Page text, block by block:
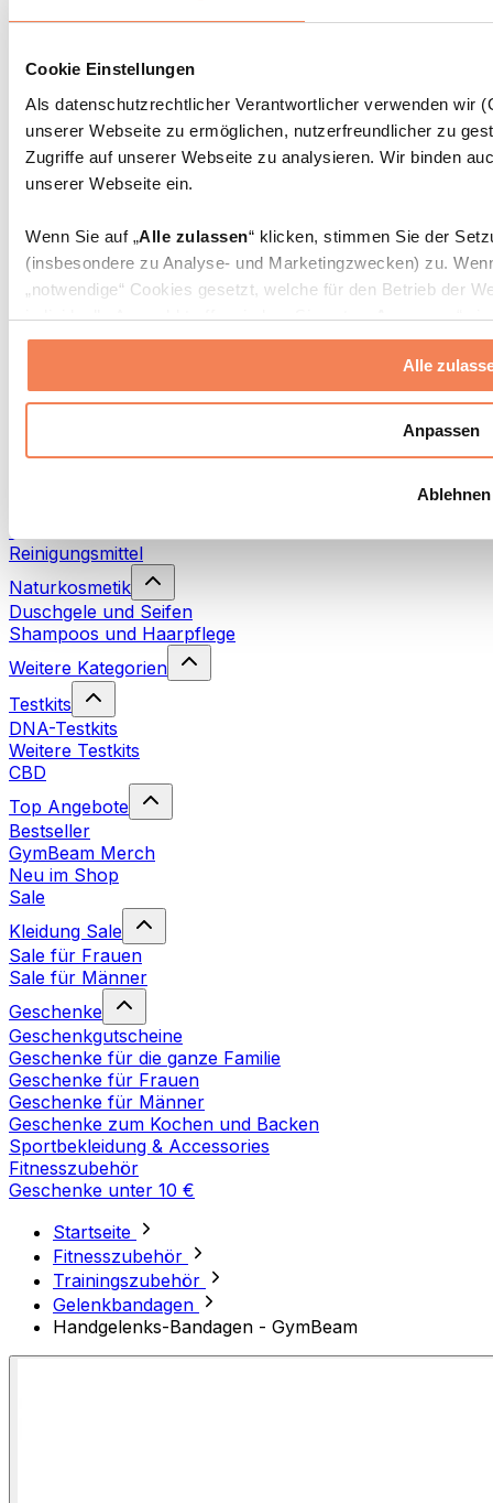
Cookie Einstellungen
Als datenschutzrechtlicher Verantwortlicher verwenden wir
unserer Webseite zu ermöglichen, nutzerfreundlicher zu
Zugriffe auf unserer Webseite zu analysieren. Wir binden
unserer Webseite ein.
Wenn Sie auf „Alle zulassen“ klicken, stimmen Sie der
(insbesondere zu Analyse- und Marketingzwecken) zu.
„notwendige“ Cookies gesetzt, welche für den Betrieb der
individuelle Auswahl treffen, indem Sie unter „Anpassen“
erlauben“ klicken.
Weitere Informationen über die Verarbeitung Ihrer Daten
Datenschutzerklärung
Alle
Anpassen
Ablehnen
Faszien- und Massagerollen
Weitere Rehabilitationshilfen
Taschen & Rucksäcke
Essenstaschen und Meal-Prep-Zubehör
Sporttaschen
Zubehör nach Aktivität
Laufen
Kampfsport
Yoga & Pilates
Wandern
Rotlichttherapie
Waschmittel
Reinigungsmittel
Naturkosmetik
Duschgele und Seifen
Shampoos und Haarpflege
Weitere Kategorien
Testkits
DNA-Testkits
Weitere Testkits
CBD
Top Angebote
Bestseller
GymBeam Merch
Neu im Shop
Sale
Kleidung Sale
Sale für Frauen
Sale für Männer
Geschenke
Geschenkgutscheine
Geschenke für die ganze Familie
Geschenke für Frauen
Geschenke für Männer
Geschenke zum Kochen und Backen
Sportbekleidung & Accessories
Fitnesszubehör
Geschenke unter 10 €
Startseite
Fitnesszubehör
Trainingszubehör
Gelenkbandagen
Handgelenks-Bandagen - GymBeam